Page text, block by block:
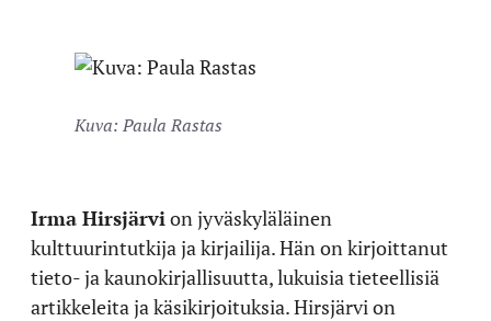
Kuva: Paula Rastas
Irma Hirsjärvi on jyväskyläläinen
kulttuurintutkija ja kirjailija. Hän on kirjoittanut
tieto- ja kaunokirjallisuutta, lukuisia tieteellisiä
artikkeleita ja käsikirjoituksia. Hirsjärvi on